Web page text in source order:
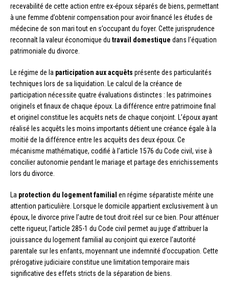
recevabilité de cette action entre ex-époux séparés de biens, permettant
à une femme d’obtenir compensation pour avoir financé les études de
médecine de son mari tout en s’occupant du foyer. Cette jurisprudence
reconnaît la valeur économique du travail domestique dans l’équation
patrimoniale du divorce.
Le régime de la participation aux acquêts présente des particularités
techniques lors de sa liquidation. Le calcul de la créance de
participation nécessite quatre évaluations distinctes : les patrimoines
originels et finaux de chaque époux. La différence entre patrimoine final
et originel constitue les acquêts nets de chaque conjoint. L’époux ayant
réalisé les acquêts les moins importants détient une créance égale à la
moitié de la différence entre les acquêts des deux époux. Ce
mécanisme mathématique, codifié à l’article 1576 du Code civil, vise à
concilier autonomie pendant le mariage et partage des enrichissements
lors du divorce.
La protection du logement familial en régime séparatiste mérite une
attention particulière. Lorsque le domicile appartient exclusivement à un
époux, le divorce prive l’autre de tout droit réel sur ce bien. Pour atténuer
cette rigueur, l’article 285-1 du Code civil permet au juge d’attribuer la
jouissance du logement familial au conjoint qui exerce l’autorité
parentale sur les enfants, moyennant une indemnité d’occupation. Cette
prérogative judiciaire constitue une limitation temporaire mais
significative des effets stricts de la séparation de biens.